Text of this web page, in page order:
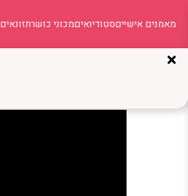
מאמנים אישייםסטודיואיםמכוני כושרתזונאים